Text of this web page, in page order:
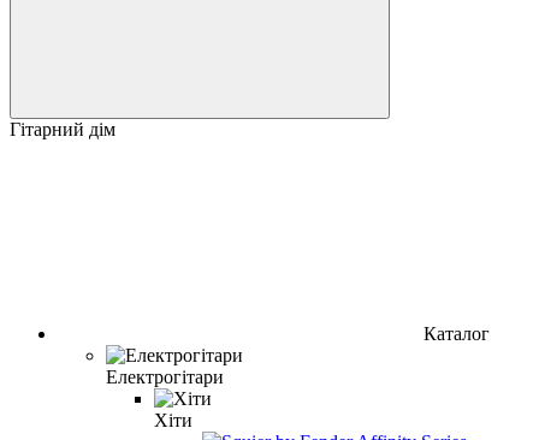
Гітарний дім
Каталог
Електрогітари
Хіти